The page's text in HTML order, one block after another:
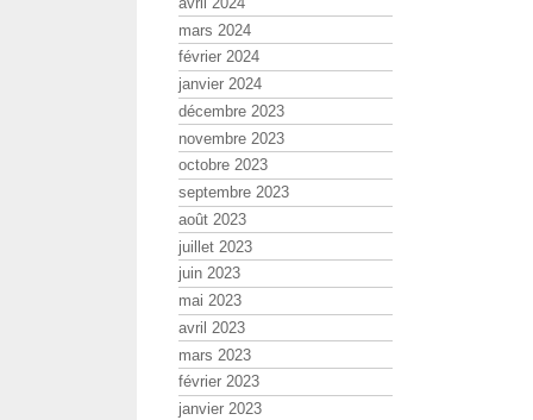
mars 2024
février 2024
janvier 2024
décembre 2023
novembre 2023
octobre 2023
septembre 2023
août 2023
juillet 2023
juin 2023
mai 2023
avril 2023
mars 2023
février 2023
janvier 2023